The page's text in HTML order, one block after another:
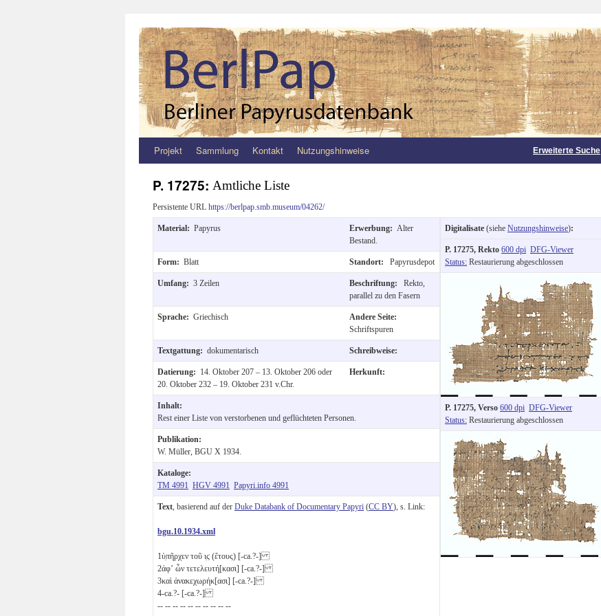
Zum
springen
Projekt Sammlung Kontakt Nutzungshinweise Erweiterte Suche
P. 17275: Amtliche Liste
Persistente URL https://berlpap.smb.museum/04262/
Material: Papyrus Erwerbung: Alter
Bestand.
Form: Blatt Standort: Papyrusdepot
Umfang: 3 Zeilen Beschriftung:
Rekto,
parallel zu den Fasern
Sprache: Griechisch
Andere Seite:
Schriftspuren
Textgattung: dokumentarisch Schreibweise:
Datierung: 14. Oktober 207 – 13. Oktober 206 oder
20. Oktober 232 – 19. Oktober 231 v.Chr.
Herkunft:
Inhalt:
Rest einer Liste von verstorbenen und geflüchteten Personen.
Publikation:
W. Müller, BGU X 1934.
Kataloge:
TM 4991 HGV 4991 Papyri.info 4991
Text , basierend auf der Duke Databank of Documentary Papyri (CC BY), s. Link:
bgu.10.1934.xml
1ὑ̣πῆρχεν τοῦ ι̣ϛ (ἔτους) [-ca.?-]
2ἀφʼ ὧν τετελευτή[κασι] [-ca.?-]
3καὶ ἀνακεχωρήκ[ασι] [-ca.?-]
4-ca.?- [-ca.?-]
-- -- -- -- -- -- -- -- -- --
Digitalisate (siehe Nutzungshinweise):
P. 17275, Rekto 600 dpi DFG-Viewer
Status: Restaurierung abgeschlossen
P. 17275, Verso 600 dpi DFG-Viewer
Status: Restaurierung abgeschlossen